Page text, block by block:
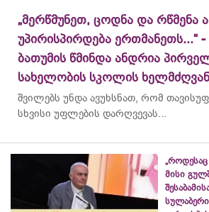
„მერწმუნეთ, ცოდნა და რწმენა
უპირისპირდება ერთმანეთს...“
ბათუმის წმინდა ანდრია
სახელობის სკოლის
შვილებს უნდა ავუხსნათ, რომ
სხვისი უფლების დარღვევას...
„როდესაც
მისი